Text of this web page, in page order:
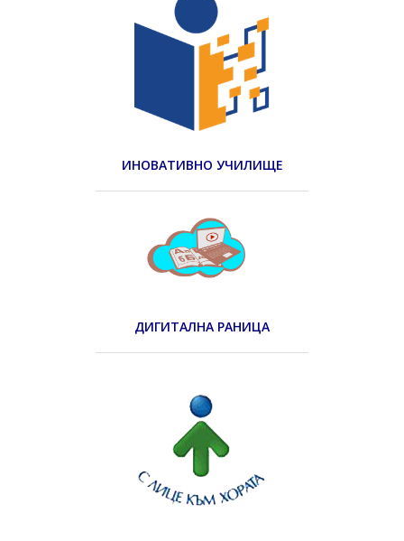
ИНОВАТИВНО УЧИЛИЩЕ
ДИГИТАЛНА РАНИЦА